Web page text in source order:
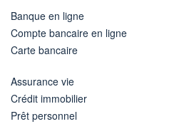
Banque en ligne
Compte bancaire en ligne
Carte bancaire
Assurance vie
Crédit immobilier
Prêt personnel